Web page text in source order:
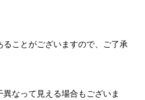
ことがございますので、ご了承
なって見える場合もございま